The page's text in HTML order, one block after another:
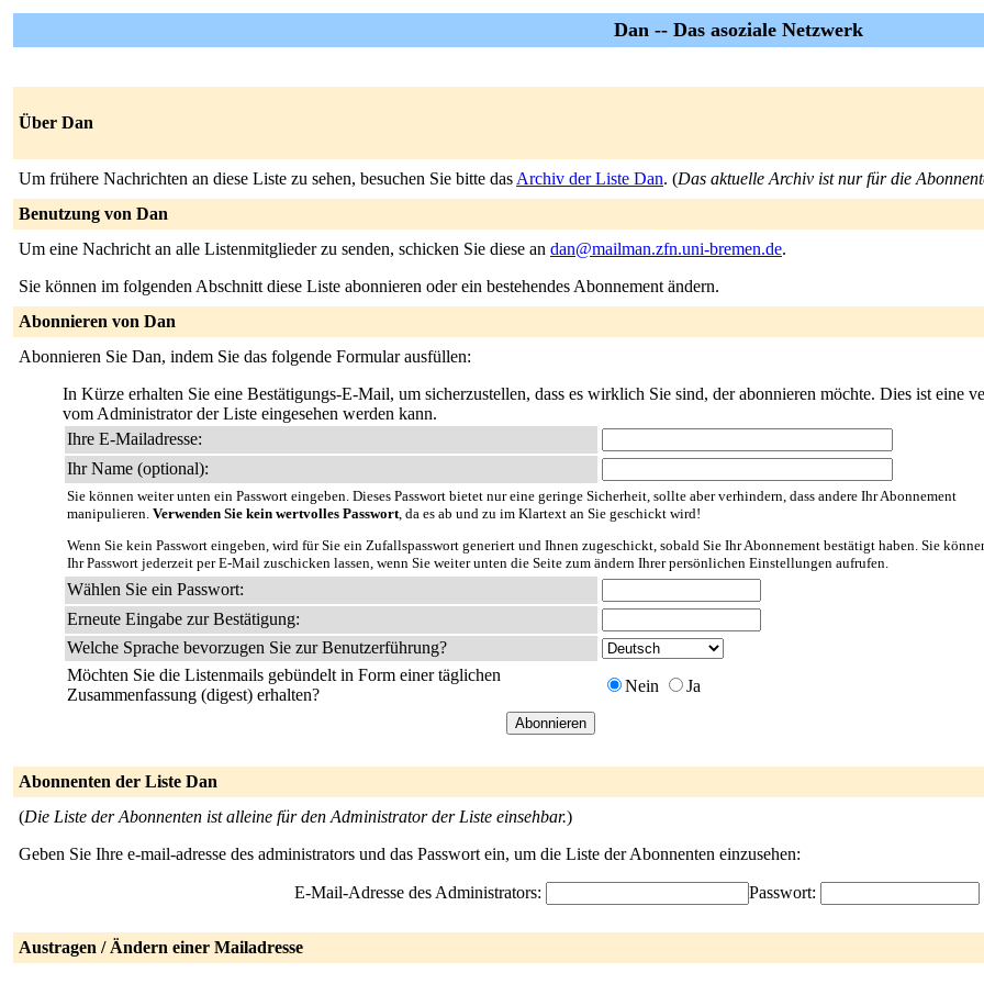
Dan -- Das asoziale Netzwerk
Über Dan
Um frühere Nachrichten an diese Liste zu sehen, besuchen Sie bitte das Archiv der Liste Dan. (Das aktuelle Archiv ist nur für die
Benutzung von Dan
Um eine Nachricht an alle Listenmitglieder zu senden, schicken Sie diese an dan@mailman.zfn.uni-bremen.de.
Sie können im folgenden Abschnitt diese Liste abonnieren oder ein bestehendes Abonnement ändern.
Abonnieren von Dan
Abonnieren Sie Dan, indem Sie das folgende Formular ausfüllen:
In Kürze erhalten Sie eine Bestätigungs-E-Mail, um sicherzustellen, dass es wirklich Sie sind, der abonnieren möchte. Dies ist eine
vom Administrator der Liste eingesehen werden kann.
Ihre E-Mailadresse:
Ihr Name (optional):
Sie können weiter unten ein Passwort eingeben. Dieses Passwort bietet nur eine geringe Sicherheit, sollte aber verhindern, dass andere Ihr Abonnement
manipulieren. Verwenden Sie kein wertvolles Passwort, da es ab und zu im Klartext an Sie geschickt wird!
Wenn Sie kein Passwort eingeben, wird für Sie ein Zufallspasswort generiert und Ihnen zugeschickt, sobald Sie Ihr Abonnement bestätigt haben. Sie
Ihr Passwort jederzeit per E-Mail zuschicken lassen, wenn Sie weiter unten die Seite zum ändern Ihrer persönlichen Einstellungen aufrufen.
Wählen Sie ein Passwort:
Erneute Eingabe zur Bestätigung:
Welche Sprache bevorzugen Sie zur Benutzerführung?
Möchten Sie die Listenmails gebündelt in Form einer täglichen
Zusammenfassung (digest) erhalten?
Nein Ja
Abonnenten der Liste Dan
(Die Liste der Abonnenten ist alleine für den Administrator der Liste einsehbar.)
Geben Sie Ihre e-mail-adresse des administrators und das Passwort ein, um die Liste der Abonnenten einzusehen:
E-Mail-Adresse des Administrators: Passwort:
Austragen / Ändern einer Mailadresse